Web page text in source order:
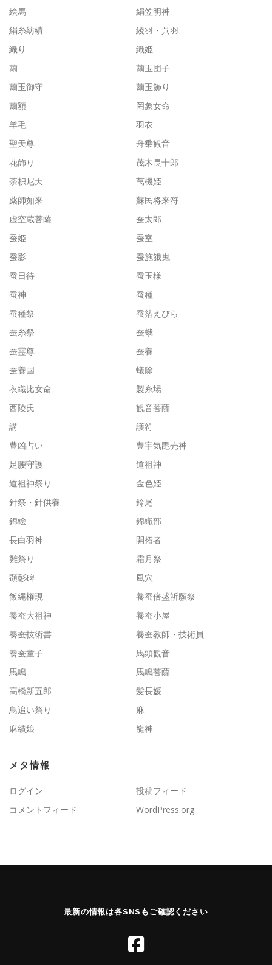
絵馬
絹笠明神
絹糸紡績
綾羽・呉羽
織り
織姫
繭
繭玉団子
繭玉御守
繭玉飾り
繭額
罔象女命
羊毛
羽衣
聖天尊
舟乗観音
花飾り
茂木長十郎
荼枳尼天
萬機姫
薬師如来
蘇民将来符
虚空蔵菩薩
蚕太郎
蚕姫
蚕室
蚕影
蚕施餓鬼
蚕日待
蚕玉様
蚕神
蚕種
蚕種祭
蚕箔えびら
蚕糸祭
蚕蛾
蚕霊尊
蚕養
蚕養国
蟻除
衣織比女命
製糸場
西陵氏
観音菩薩
講
護符
豊凶占い
豊宇気毘売神
足腰守護
道祖神
道祖神祭り
金色姫
針祭・針供養
鈴尾
錦絵
錦織部
長白羽神
開拓者
雛祭り
霜月祭
顕彰碑
風穴
飯縄権現
養蚕倍盛祈願祭
養蚕大祖神
養蚕小屋
養蚕技術書
養蚕教師・技術員
養蚕童子
馬頭観音
馬鳴
馬鳴菩薩
高橋新五郎
髪長媛
鳥追い祭り
麻
麻績娘
龍神
メタ情報
ログイン
投稿フィード
コメントフィード
WordPress.org
最新の情報は各SNSもご確認ください